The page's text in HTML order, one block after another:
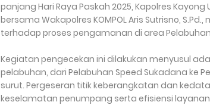
panjang Hari Raya Paskah 2025, Kapolres Kayong
bersama Wakapolres KOMPOL Aris Sutrisno,
terhadap proses pengamanan di area
Kegiatan pengecekan ini dilakukan menyusul
pelabuhan, dari Pelabuhan Speed Sukadana ke
surut. Pergeseran titik keberangkatan dan
keselamatan penumpang serta efisiensi